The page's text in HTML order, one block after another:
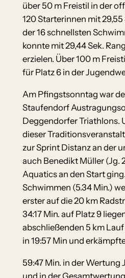
über 50 m Freistil in der
120 Starterinnen mit
der 16 schnellsten
konnte mit 29,44 Sek.
erzielen. Über 100 m
für Platz 6 in der
Am Pfingstsonntag war
Staufendorf
Deggendorfer Triathlons.
dieser
zur Sprint Distanz an der
auch Benedikt Müller (Jg.
Aquatics an den Start
Schwimmen (5.34 Min.)
erster auf die 20 km
34:17 Min. auf Platz 9
abschließenden 5 km
in 19:57 Min und
59:47 Min. in der Wertung
und in der